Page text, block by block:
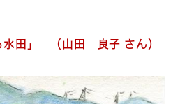
水田」 （山田 良子 さん）